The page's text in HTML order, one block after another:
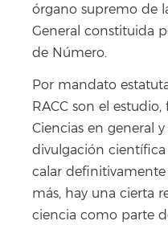
órgano supremo de
General constituida
de Número.
Por mandato
RACC son el
Ciencias en general
divulgación
calar definitivamente
más, hay una cierta
ciencia como parte